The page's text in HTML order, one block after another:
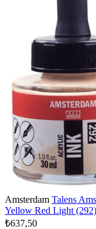
Amsterdam Talens
Yellow Red Light (292)
₺637,50